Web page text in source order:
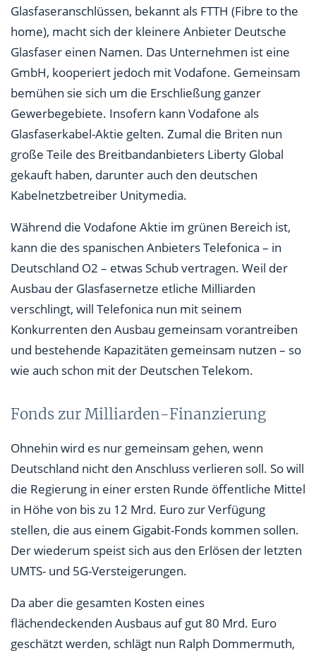
Glasfaseranschlüssen, bekannt als FTTH (Fibre to the
home), macht sich der kleinere Anbieter Deutsche
Glasfaser einen Namen. Das Unternehmen ist eine
GmbH, kooperiert jedoch mit Vodafone. Gemeinsam
bemühen sie sich um die Erschließung ganzer
Gewerbegebiete. Insofern kann Vodafone als
Glasfaserkabel-Aktie gelten. Zumal die Briten nun
große Teile des Breitbandanbieters Liberty Global
gekauft haben, darunter auch den deutschen
Kabelnetzbetreiber Unitymedia.
Während die Vodafone Aktie im grünen Bereich ist,
kann die des spanischen Anbieters Telefonica – in
Deutschland O2 – etwas Schub vertragen. Weil der
Ausbau der Glasfasernetze etliche Milliarden
verschlingt, will Telefonica nun mit seinem
Konkurrenten den Ausbau gemeinsam vorantreiben
und bestehende Kapazitäten gemeinsam nutzen – so
wie auch schon mit der Deutschen Telekom.
Fonds zur Milliarden-Finanzierung
Ohnehin wird es nur gemeinsam gehen, wenn
Deutschland nicht den Anschluss verlieren soll. So will
die Regierung in einer ersten Runde öffentliche Mittel
in Höhe von bis zu 12 Mrd. Euro zur Verfügung
stellen, die aus einem Gigabit-Fonds kommen sollen.
Der wiederum speist sich aus den Erlösen der letzten
UMTS- und 5G-Versteigerungen.
Da aber die gesamten Kosten eines
flächendeckenden Ausbaus auf gut 80 Mrd. Euro
geschätzt werden, schlägt nun Ralph Dommermuth,